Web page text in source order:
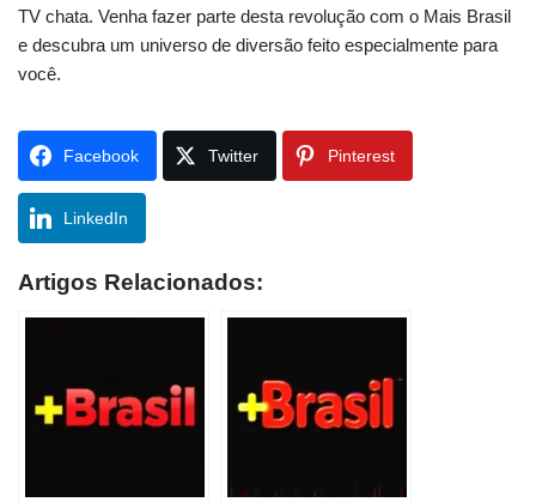
TV chata. Venha fazer parte desta revolução com o Mais Brasil
e descubra um universo de diversão feito especialmente para
você.
Facebook Twitter Pinterest
LinkedIn
Artigos Relacionados: